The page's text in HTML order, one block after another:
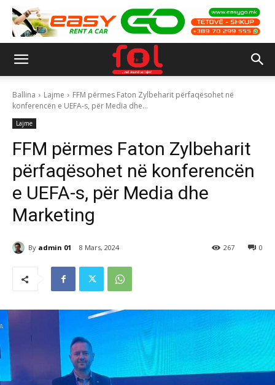
Ballina Lajme
FFM përmes Faton Zylbeharit përfaqësohet në
konferencën e UEFA-s, për Media dhe...
Lajme
FFM përmes Faton Zylbeharit
përfaqësohet në konferencën
e UEFA-s, për Media dhe
Marketing
By admin 01 8 Mars, 2024 0
267